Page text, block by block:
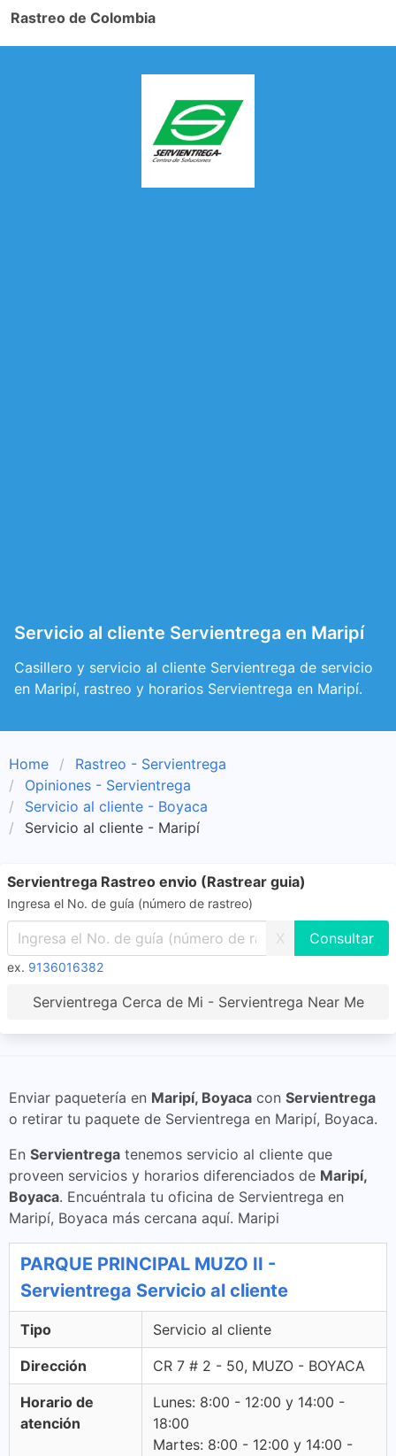
Rastreo de Colombia
Servicio al cliente Servientrega en Maripí
Casillero y servicio al cliente Servientrega de servicio
en Maripí, rastreo y horarios Servientrega en Maripí.
Home
Rastreo - Servientrega
Opiniones - Servientrega
Servicio al cliente - Boyaca
Servicio al cliente - Maripí
Servientrega Rastreo envio (Rastrear guia)
Ingresa el No. de guía (número de rastreo)
X
ex. 9136016382
Servientrega Cerca de Mi - Servientrega Near Me
Enviar paquetería en Maripí, Boyaca con Servientrega
o retirar tu paquete de Servientrega en Maripí, Boyaca.
En Servientrega tenemos servicio al cliente que
proveen servicios y horarios diferenciados de Maripí,
Boyaca. Encuéntrala tu oficina de Servientrega en
Maripí, Boyaca más cercana aquí. Maripi
PARQUE PRINCIPAL MUZO II -
Servientrega Servicio al cliente
Tipo Servicio al cliente
Dirección CR 7 # 2 - 50, MUZO - BOYACA
Horario de
atención
Lunes: 8:00 - 12:00 y 14:00 -
18:00
Martes: 8:00 - 12:00 y 14:00 -